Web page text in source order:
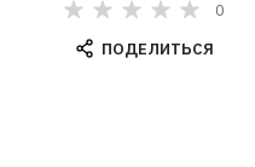
0
ПОДЕЛИТЬСЯ